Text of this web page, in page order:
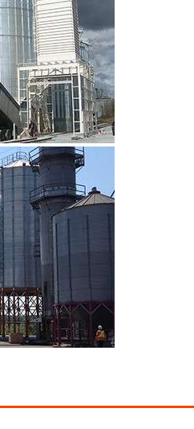
AGRANDIR